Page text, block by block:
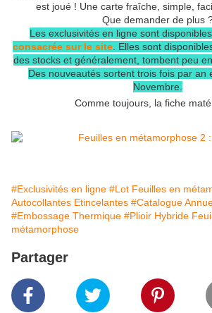
est joué ! Une carte fraîche, simple,
Que demander de plus
Les exclusivités en ligne sont
consacrée sur le site. Elles sont
des stocks et généralement, tombent peu
Des nouveautés sortent trois fois par an
Novembre.
Comme toujours, la fiche
#Exclusivités en ligne #Lot Feuilles en
Autocollantes Etincelantes #Catalogue
#Embossage Thermique #Plioir Hybride
métamorphose
Partager